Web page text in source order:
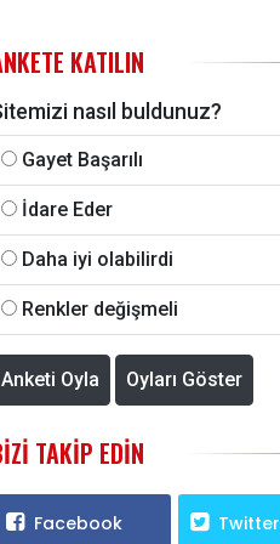
KATILIN
nasıl buldunuz?
Gayet Başarılı
İdare Eder
Daha iyi olabilirdi
Renkler değişmeli
Anketi Oyla Oyları Göster
TAKIP EDIN
Facebook Twitter